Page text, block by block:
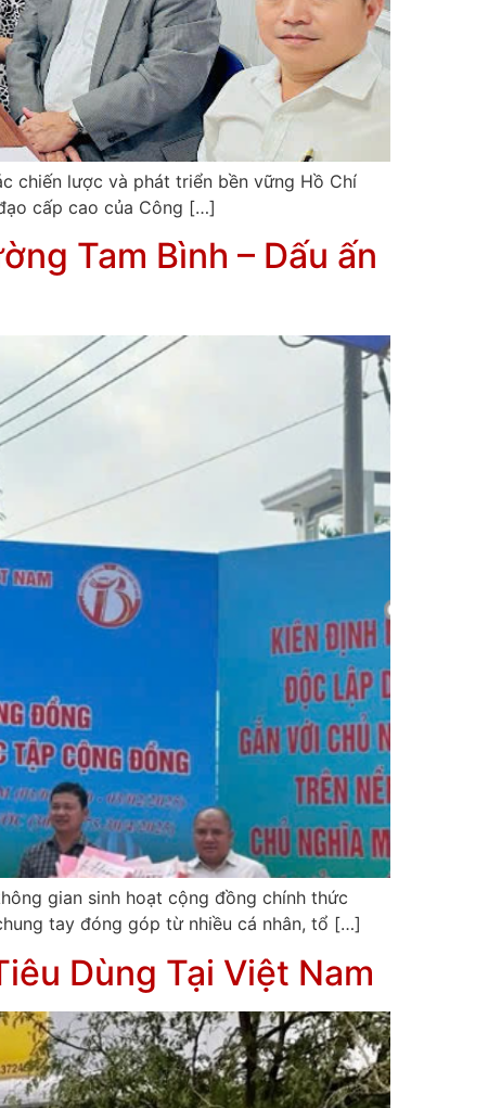
chiến lược và phát triển bền vững Hồ Chí
cấp cao của Công […]
Tam Bình – Dấu ấn
gian sinh hoạt cộng đồng chính thức
tay đóng góp từ nhiều cá nhân, tổ […]
Dùng Tại Việt Nam